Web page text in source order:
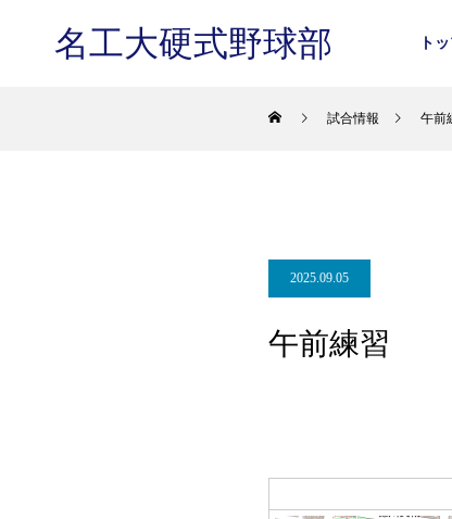
名工大硬式野球部 ト
試合情報 午前
2025.09.05
午前練習